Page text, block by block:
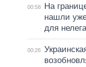
00:58
На
нашли
для
00:26